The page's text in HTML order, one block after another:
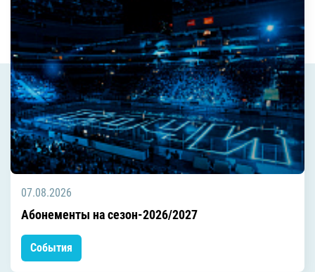
07.08.2026
Абонементы на сезон-2026/2027
События